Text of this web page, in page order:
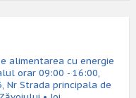
alimentarea cu energie
orar 09:00 - 16:00,
Nr Strada principala de